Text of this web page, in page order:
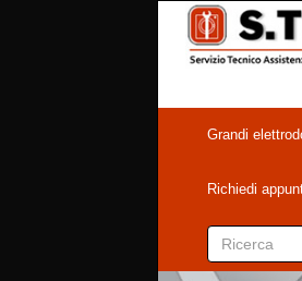
Grandi
Richiedi